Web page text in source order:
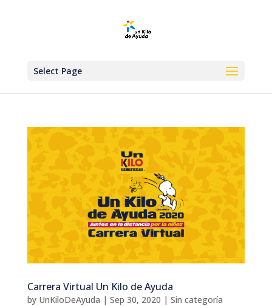
Select Page
Carrera Virtual Un Kilo de Ayuda
by UnKiloDeAyuda | Sep 30, 2020 | Sin categoría